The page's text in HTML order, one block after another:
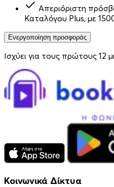
Απεριόριστη
Καταλόγου Plus, με
Ενεργοποίηση προσφοράς
Ισχύει για τους πρώτους 12
Κοινωνικά Δίκτυα